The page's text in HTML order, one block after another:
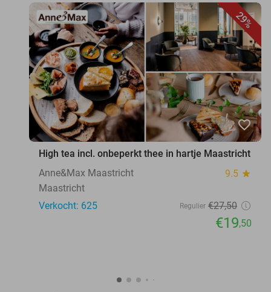
29%
favorite_border
High tea incl. onbeperkt thee in hartje Maastricht
Anne&Max Maastricht
9.5 star
Maastricht
Verkocht: 625
Regulier €27,50
€19,50